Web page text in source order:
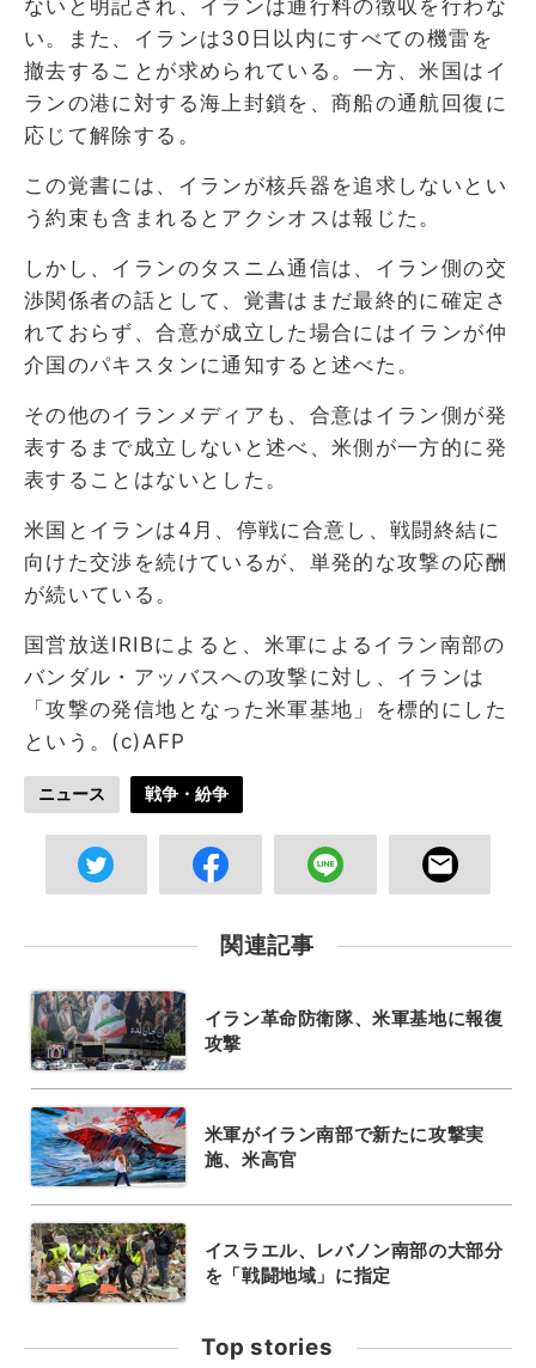
ないと明記され、イランは通行料の徴収を行わな
い。また、イランは30日以内にすべての機雷を
撤去することが求められている。一方、米国はイ
ランの港に対する海上封鎖を、商船の通航回復に
応じて解除する。
この覚書には、イランが核兵器を追求しないとい
う約束も含まれるとアクシオスは報じた。
しかし、イランのタスニム通信は、イラン側の交
渉関係者の話として、覚書はまだ最終的に確定さ
れておらず、合意が成立した場合にはイランが仲
介国のパキスタンに通知すると述べた。
その他のイランメディアも、合意はイラン側が発
表するまで成立しないと述べ、米側が一方的に発
表することはないとした。
米国とイランは4月、停戦に合意し、戦闘終結に
向けた交渉を続けているが、単発的な攻撃の応酬
が続いている。
国営放送IRIBによると、米軍によるイラン南部の
バンダル・アッバスへの攻撃に対し、イランは
「攻撃の発信地となった米軍基地」を標的にした
という。(c)AFP
ニュース 戦争・紛争
関連記事
イラン革命防衛隊、米軍基地に報復
攻撃
米軍がイラン南部で新たに攻撃実
施、米高官
イスラエル、レバノン南部の大部分
を「戦闘地域」に指定
Top stories